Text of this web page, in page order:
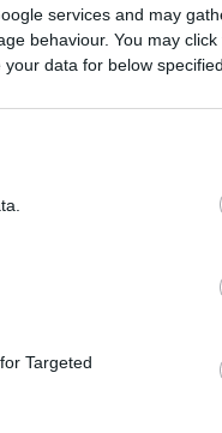
services and may
behaviour. You may
data for below
Targeted
di una
sonora
Mika Vainio,